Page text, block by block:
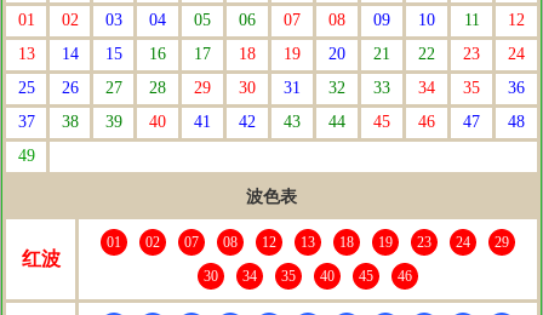
01
02 03 04 05 06 07 08 09 10 11
12
13
14 15 16 17 18 19 20 21 22 23
24
25
26 27 28 29 30 31 32 33 34 35
36
37
38 39 40 41 42 43 44 45 46 47
48
49
波色表
红波
01 02 07 08 12 13 18 19 23 24
29
30
34 35 40 45 46